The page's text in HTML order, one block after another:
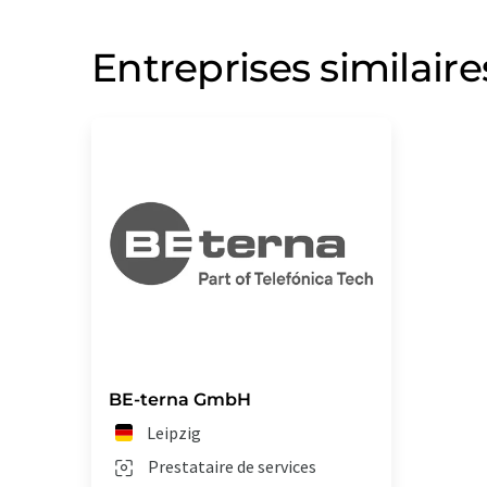
Entreprises
BE-terna GmbH
Leipzig
Prestataire de services